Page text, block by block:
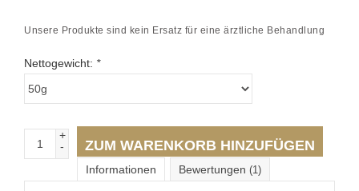
Unsere Produkte sind kein Ersatz für eine ärztliche Behandlung
Nettogewicht: *
+
-
ZUM WARENKORB HINZUFÜGEN
Informationen Bewertungen (1)